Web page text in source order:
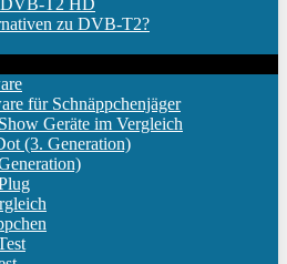
DVB-T2 HD
zu DVB-T2?
für Schnäppchenjäger
Geräte im Vergleich
(3. Generation)